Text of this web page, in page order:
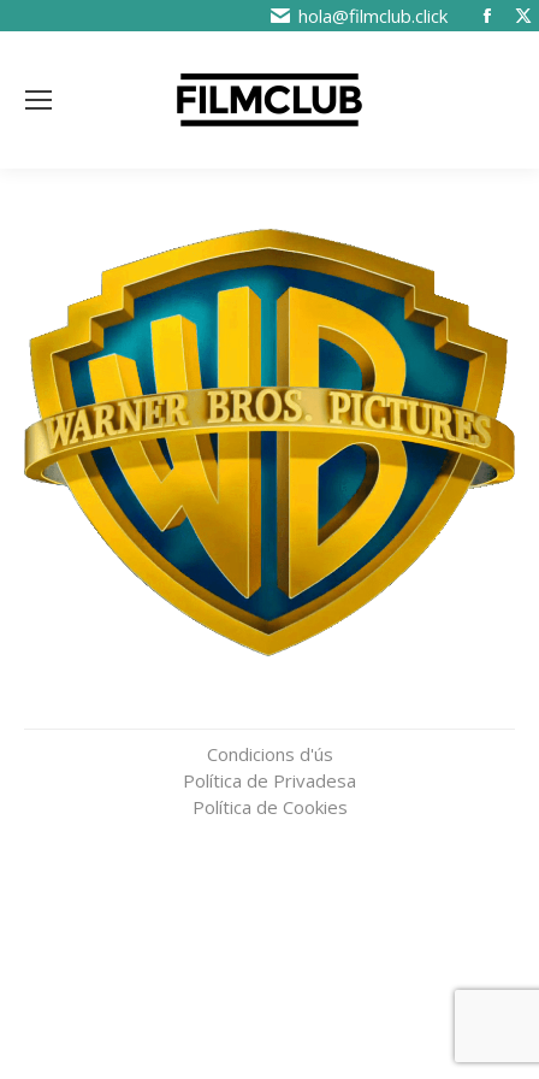
hola@filmclub.click
Condicions d'ús
Política de Privadesa
Política de Cookies